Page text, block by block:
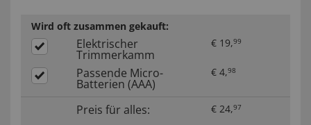
Wird oft zusammen gekauft:
Elektrischer
Trimmerkamm
€ 19,99
Passende Micro-
Batterien (AAA)
€ 4,98
Preis für alles: € 24,97